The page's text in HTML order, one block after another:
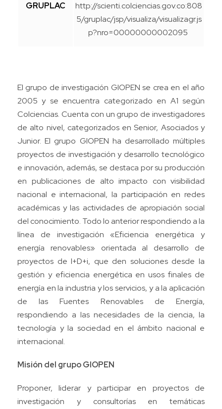
GRUPLAC
http://scienti.colciencias.gov.co:808
5/gruplac/jsp/visualiza/visualizagr.js
p?nro=00000000002095
El grupo de investigación GIOPEN se crea en el año
2005 y se encuentra categorizado en A1 según
Colciencias. Cuenta con un grupo de investigadores
de alto nivel, categorizados en Senior, Asociados y
Junior. El grupo GIOPEN ha desarrollado múltiples
proyectos de investigación y desarrollo tecnológico
e innovación, además, se destaca por su producción
en publicaciones de alto impacto con visibilidad
nacional e internacional, la participación en redes
académicas y las actividades de apropiación social
del conocimiento. Todo lo anterior respondiendo a la
línea de investigación «Eficiencia energética y
energía renovables» orientada al desarrollo de
proyectos de I+D+i, que den soluciones desde la
gestión y eficiencia energética en usos finales de
energía en la industria y los servicios, y a la aplicación
de las Fuentes Renovables de Energía,
respondiendo a las necesidades de la ciencia, la
tecnología y la sociedad en el ámbito nacional e
internacional.
Misión del grupo GIOPEN
Proponer, liderar y participar en proyectos de
investigación y consultorías en temáticas